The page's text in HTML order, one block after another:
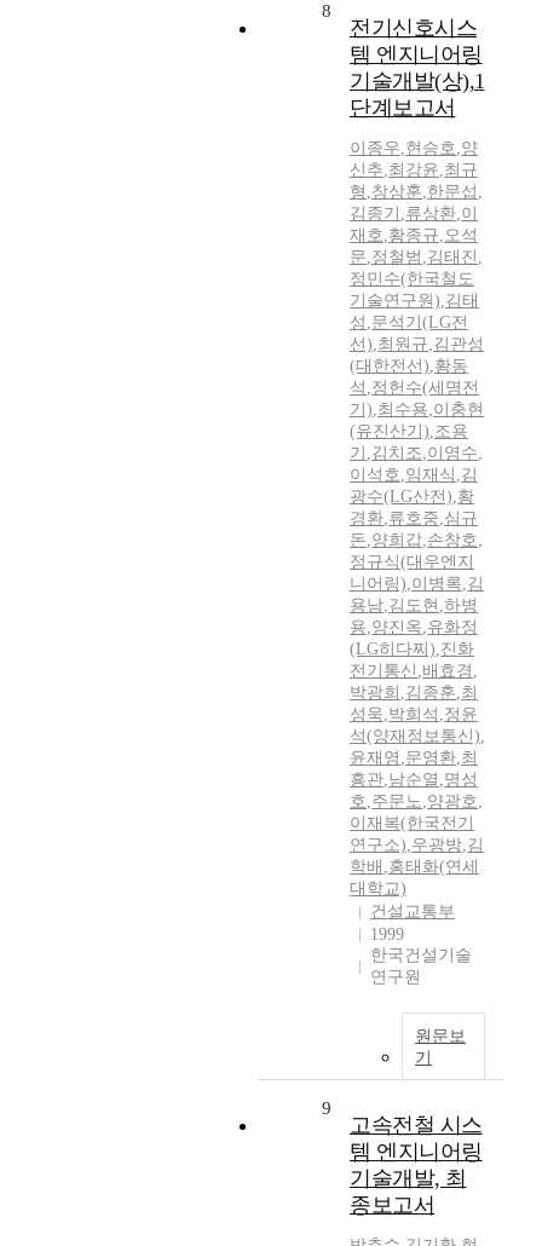
8
전기신호시스
템 엔지니어링
기술개발(상),1
단계보고서
이종우,현승호,양
신추,최강윤,최규
형 ,창상훈,한문섭 ,
김종기 ,류상환,이
재호,황종규,오석
문,정철범 ,김태진 ,
정민수(한국철도
기술연구원),김태
성 ,문석기(LG전
선),최원규,김관성
(대한전선),황동
석 ,정헌수(세명전
기),최수용,이충현
(유진산기),조용
기 ,김치조,이영수,
이석호,임재식 ,김
광수(LG산전),황
경환,류호중,심규
돈,양희갑,손창호,
정규식(대우엔지
니어링),이병록,김
용남,김도현 ,하병
용,양진옥,유화정
(LG히다찌),진화
전기통신 ,배효경 ,
박광희 ,김종훈,최
성욱,박희석 ,정윤
석(양재정보통신),
윤재영 ,문영환,최
흥관,남순열 ,명성
호,주문노,양광호,
이재복(한국전기
연구소),우광방,김
학배 ,홍태화(연세
대학교)
건설교통부
1999
한국건설기술
연구원
원문보
기
9
고속전철 시스
템 엔지니어링
기술개발, 최
종보고서